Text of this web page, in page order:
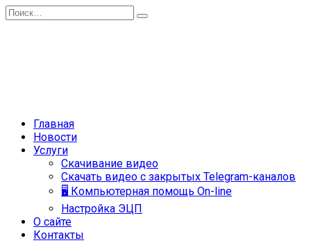
Перейти
к
Search
for:
Главная
Новости
Услуги
Скачивание видео
Скачать видео с закрытых Telegram-каналов
🖥 Компьютерная помощь On-line
Настройка ЭЦП
О сайте
Контакты